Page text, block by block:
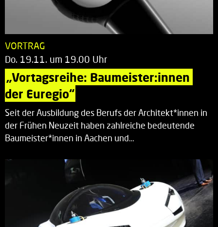
VORTRAG
Do. 19.11. um 19.00 Uhr
„Vortagsreihe: Baumeister:innen
der Euregio“
Seit der Ausbildung des Berufs der Architekt*innen in
der Frühen Neuzeit haben zahlreiche bedeutende
Baumeister*innen in Aachen und…